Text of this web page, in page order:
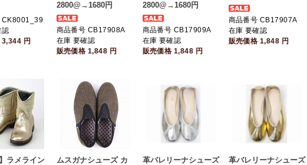
CK8001_39
認
3,344 円
2800@→1680円
商品番号 CB17908A
在庫 要確認
販売価格 1,848 円
2800@→1680円
商品番号 CB17909A
在庫 要確認
販売価格 1,848 円
商品番号 CB17907A
在庫 要確認
販売価格 1,848 円
ラメライン
ムスガナシューズ カ
革バレリーナシューズ
革バレリーナシューズ